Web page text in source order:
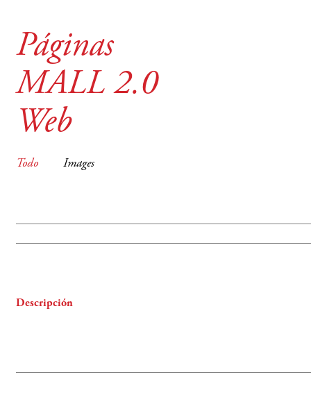
Páginas
MALL 2.0
Web
Todo Images
Descripción